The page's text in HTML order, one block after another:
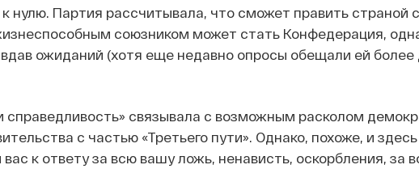
нулю. Партия рассчитывала, что сможет править страной
союзником может стать Конфедерация,
ожиданий (хотя еще недавно опросы обещали ей более
связывала с возможным расколом
с частью «Третьего пути». Однако, похоже, и
к ответу за всю вашу ложь, ненависть, оскорбления, за